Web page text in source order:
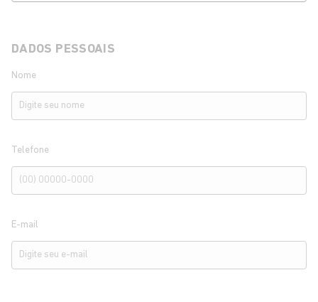
DADOS PESSOAIS
Nome
Telefone
E-mail